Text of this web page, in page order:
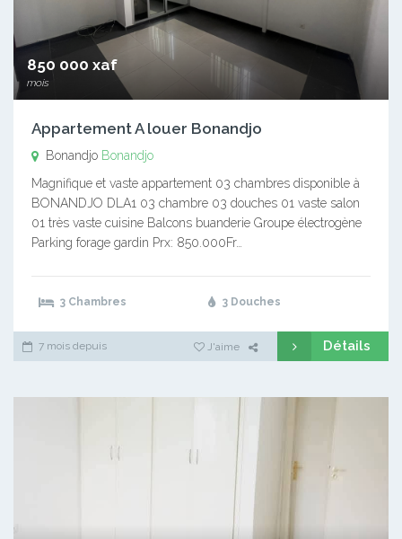
850 000 xaf
mois
Appartement A louer Bonandjo
Bonandjo Bonandjo
Magnifique et vaste appartement 03 chambres disponible à
BONANDJO DLA1 03 chambre 03 douches 01 vaste salon
01 très vaste cuisine Balcons buanderie Groupe électrogène
Parking forage gardin Prx: 850.000Fr…
3 Chambres 3 Douches
7 mois depuis J'aime Détails